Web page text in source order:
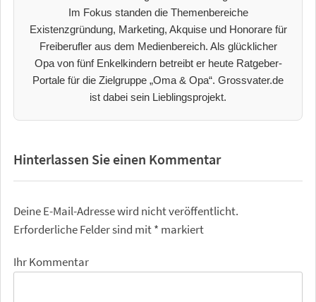
Im Fokus standen die Themenbereiche
Existenzgründung, Marketing, Akquise und Honorare für
Freiberufler aus dem Medienbereich. Als glücklicher
Opa von fünf Enkelkindern betreibt er heute Ratgeber-
Portale für die Zielgruppe „Oma & Opa“. Grossvater.de
ist dabei sein Lieblingsprojekt.
Hinterlassen Sie einen Kommentar
Deine E-Mail-Adresse wird nicht veröffentlicht.
Erforderliche Felder sind mit* markiert
Ihr Kommentar